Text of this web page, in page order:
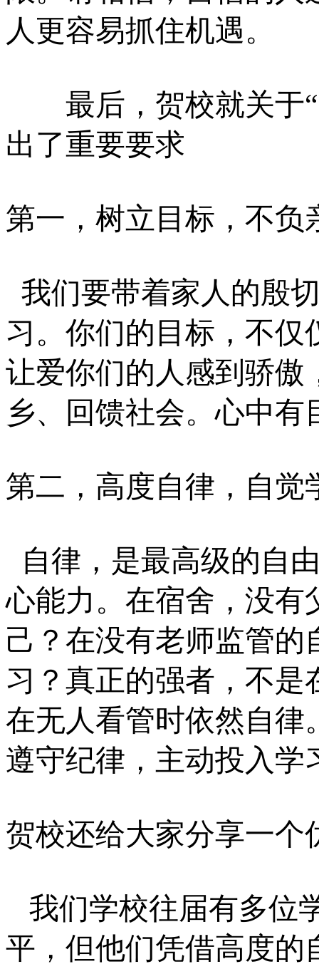
人更容易抓住机遇。
最后，贺校就关于
出了重要要求
第一，树立目标，不负
我们要带着家人的殷
习。你们的目标，不仅
让爱你们的人感到骄傲
乡、回馈社会。心中
第二，高度自律，自觉
自律，是最高级的自
心能力。在宿舍，没有
己？在没有老师监管的
习？真正的强者，不是
在无人看管时依然自律
遵守纪律，主动投入学
贺校还给大家分享一个
我们学校往届有多位
平，但他们凭借高度的